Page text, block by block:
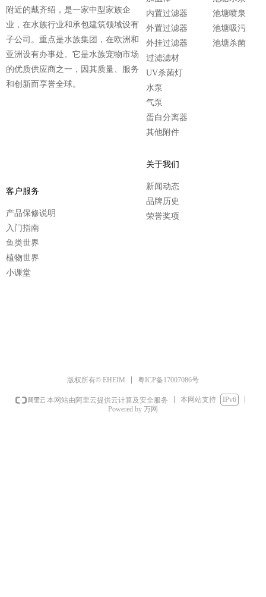
附近的戴齐绍，是一家中型家族企
业，在水族行业和承包建筑领域设有
子公司。重点是水族集团，在欧洲和
亚洲设有办事处。它是水族宠物市场
的优质供应商之一，因其质量、服务
和创新而享誉全球。
内置过滤器
外置过滤器
外挂过滤器
过滤滤材
UV杀菌灯
水泵
气泵
蛋白分离器
其他附件
池塘喷泉
池塘吸污
池塘杀菌
客户服务
产品保修说明
入门指南
鱼类世界
植物世界
小课堂
关于我们
新闻动态
品牌历史
荣誉奖项
版权所有© EHEIM 粤ICP备17007086号
本网站由阿里云提供云计算及安全服务 本网站支持
IPv6
Powered by 万网